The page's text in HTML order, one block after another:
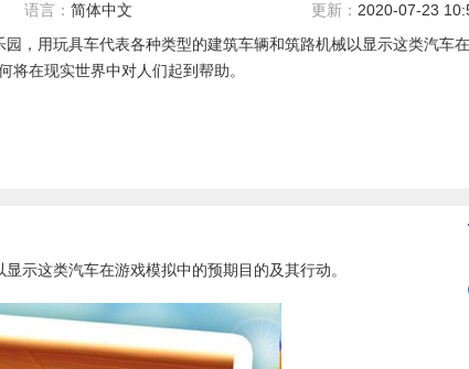
语言： 简体中文 更新： 2020-07-23
，用玩具车代表各种类型的建筑车辆和筑路机械以显示这类汽车
在现实世界中对人们起到帮助。
这类汽车在游戏模拟中的预期目的及其行动。